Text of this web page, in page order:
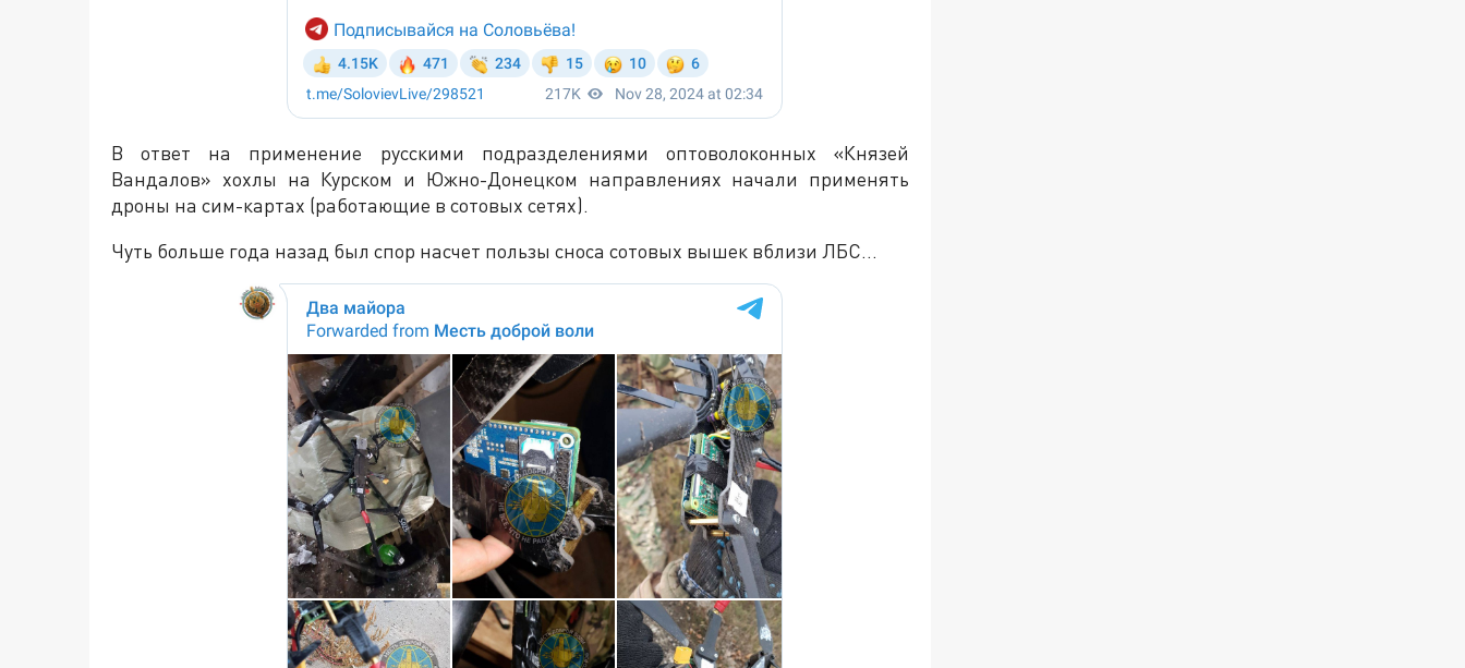
В ответ на применение русскими подразделениями оптоволоконных «Князей
Вандалов» хохлы на Курском и Южно-Донецком направлениях начали применять
дроны на сим-картах (работающие в сотовых сетях).
Чуть больше года назад был спор насчет пользы сноса сотовых вышек вблизи ЛБС…